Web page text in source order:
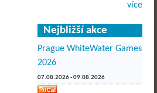
více
Nejbližší akce
Prague WhiteWater Games
2026
07.08.2026-09.08.2026